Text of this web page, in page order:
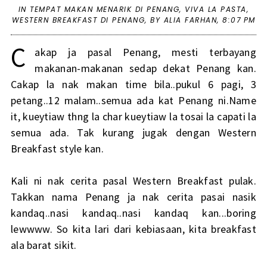
IN TEMPAT MAKAN MENARIK DI PENANG, VIVA LA PASTA,
WESTERN BREAKFAST DI PENANG, BY ALIA FARHAN, 8:07 PM
C
akap ja pasal Penang, mesti terbayang
makanan-makanan sedap dekat Penang kan.
Cakap la nak makan time bila..pukul 6 pagi, 3
petang..12 malam..semua ada kat Penang ni.Name
it, kueytiaw thng la char kueytiaw la tosai la capati la
semua ada. Tak kurang jugak dengan Western
Breakfast style kan.
Kali ni nak cerita pasal Western Breakfast pulak.
Takkan nama Penang ja nak cerita pasai nasik
kandaq..nasi kandaq..nasi kandaq kan...boring
lewwww. So kita lari dari kebiasaan, kita breakfast
ala barat sikit.